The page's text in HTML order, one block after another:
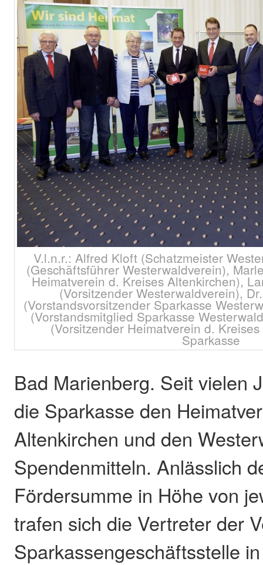
V.l.n.r.: Alfred Kloft (Schatzmeister
(Geschäftsführer Westerwaldverein),
Heimatverein d. Kreises Altenkirchen),
(Vorsitzender Westerwaldverein),
(Vorstandsvorsitzender Sparkasse
(Vorstandsmitglied Sparkasse
(Vorsitzender Heimatverein d.
Sparkasse
Bad Marienberg. Seit vielen
die Sparkasse den
Altenkirchen und den
Spendenmitteln. Anlässlich
Fördersumme in Höhe von
trafen sich die Vertreter der
Sparkassengeschäftsstelle